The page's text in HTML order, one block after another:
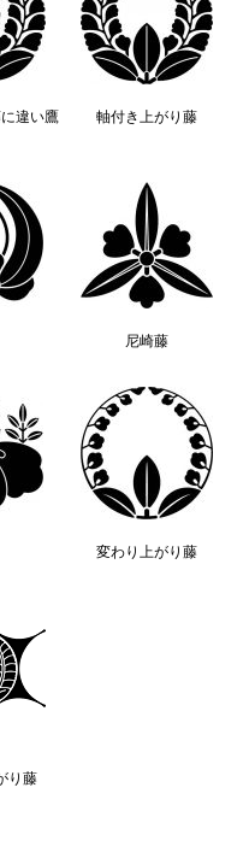
違い鷹
軸付き上がり藤
尼崎藤
変わり上がり藤
り藤